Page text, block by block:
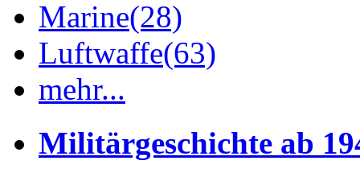
Marine(28)
Luftwaffe(63)
mehr...
Militärgeschichte ab